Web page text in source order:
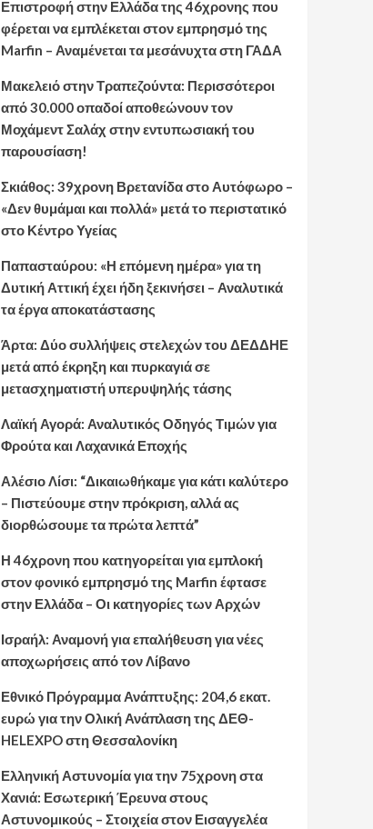
Επιστροφή στην Ελλάδα της 46χρονης που
φέρεται να εμπλέκεται στον εμπρησμό της
Marfin – Αναμένεται τα μεσάνυχτα στη ΓΑΔΑ
Μακελειό στην Τραπεζούντα: Περισσότεροι
από 30.000 οπαδοί αποθεώνουν τον
Μοχάμεντ Σαλάχ στην εντυπωσιακή του
παρουσίαση!
Σκιάθος: 39χρονη Βρετανίδα στο Αυτόφωρο –
«Δεν θυμάμαι και πολλά» μετά το περιστατικό
στο Κέντρο Υγείας
Παπασταύρου: «Η επόμενη ημέρα» για τη
Δυτική Αττική έχει ήδη ξεκινήσει – Αναλυτικά
τα έργα αποκατάστασης
Άρτα: Δύο συλλήψεις στελεχών του ΔΕΔΔΗΕ
μετά από έκρηξη και πυρκαγιά σε
μετασχηματιστή υπερυψηλής τάσης
Λαϊκή Αγορά: Αναλυτικός Οδηγός Τιμών για
Φρούτα και Λαχανικά Εποχής
Αλέσιο Λίσι: “Δικαιωθήκαμε για κάτι καλύτερο
– Πιστεύουμε στην πρόκριση, αλλά ας
διορθώσουμε τα πρώτα λεπτά”
Η 46χρονη που κατηγορείται για εμπλοκή
στον φονικό εμπρησμό της Marfin έφτασε
στην Ελλάδα – Οι κατηγορίες των Αρχών
Ισραήλ: Αναμονή για επαλήθευση για νέες
αποχωρήσεις από τον Λίβανο
Εθνικό Πρόγραμμα Ανάπτυξης: 204,6 εκατ.
ευρώ για την Ολική Ανάπλαση της ΔΕΘ-
HELEXPO στη Θεσσαλονίκη
Ελληνική Αστυνομία για την 75χρονη στα
Χανιά: Εσωτερική Έρευνα στους
Αστυνομικούς – Στοιχεία στον Εισαγγελέα